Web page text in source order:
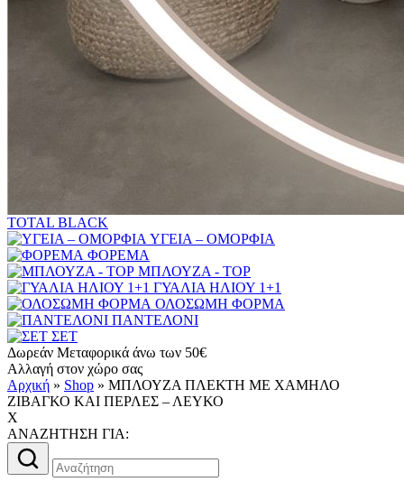
TOTAL BLACK
ΥΓΕΙΑ – ΟΜΟΡΦΙΑ
ΦΟΡΕΜΑ
ΜΠΛΟΥΖΑ - TOP
ΓΥΑΛΙΑ ΗΛΙΟΥ 1+1
ΟΛΟΣΩΜΗ ΦΟΡΜΑ
ΠΑΝΤΕΛΟΝΙ
ΣΕΤ
Δωρεάν Μεταφορικά άνω των 50€
Αλλαγή στον χώρο σας
Αρχική » Shop » MΠΛΟΥΖΑ ΠΛΕΚΤΗ ΜΕ ΧΑΜΗΛΟ
ΖΙΒΑΓΚΟ ΚΑΙ ΠΕΡΛΕΣ – ΛΕΥΚΟ
X
AΝΑΖΗΤΗΣΗ ΓΙΑ:
Αναζήτηση
για: